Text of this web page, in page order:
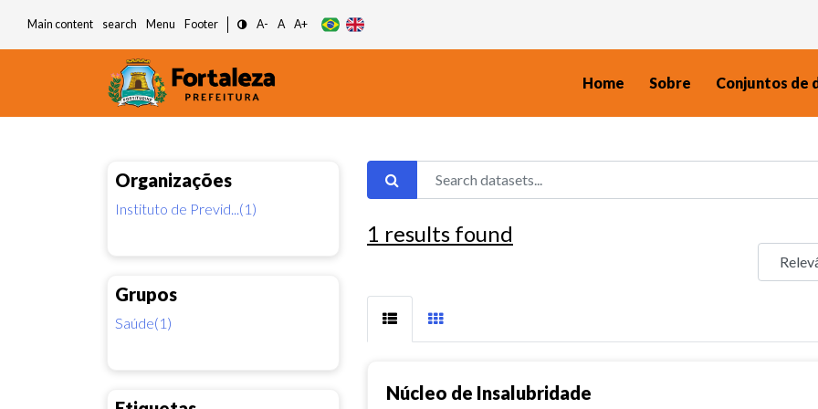
Main content search Menu Footer A- A A+
Home Sobre Conjuntos de
Organizações
Instituto de Previd...(1)
Grupos
Saúde(1)
1 results found
Núcleo de Insalubridade